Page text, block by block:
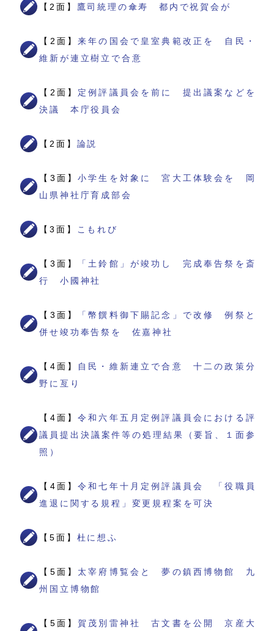
【2面】 鷹司統理の傘寿 都内で祝賀会が
【2面】来年の国会で皇室典範改正を 自民・
維新が連立樹立で合意
【2面】 定例評議員会を前に 提出議案などを
決議 本庁役員会
【2面】 論説
【3面】小学生を対象に 宮大工体験会を 岡
山県神社庁育成部会
【3面】 こもれび
【3面】
「土鈴館」が竣功し 完成奉告祭を斎
行 小國神社
【3面】
「幣饌料御下賜記念」で改修 例祭と
併せ竣功奉告祭を 佐嘉神社
【4面】
自民・維新連立で合意 十二の政策分
野に亙り
【4面】令和六年五月定例評議員会における評
議員提出決議案件等の処理結果（要旨、１面参
照）
【4面】令和七年十月定例評議員会 「役職員
進退に関する規程」変更規程案を可決
【5面】 杜に想ふ
【5面】 太宰府博覧会と 夢の鎮西博物館 九
州国立博物館
【5面】賀茂別雷神社 古文書を公開 京産大